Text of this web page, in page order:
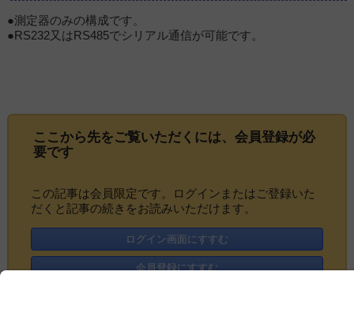
●測定器のみの構成です。
●RS232又はRS485でシリアル通信が可能です。
ここから先をご覧いただくには、 会員登録が必
要です
この記事は会員限定です。ログインまたはご登録いた
だくと記事の続きをお読みいただけます。
ログイン画面にすすむ
会員登録にすすむ